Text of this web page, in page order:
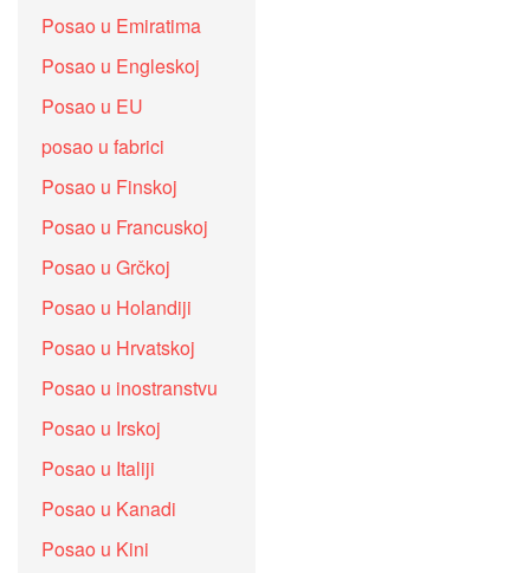
Posao u Emiratima
Posao u Engleskoj
Posao u EU
posao u fabrici
Posao u Finskoj
Posao u Francuskoj
Posao u Grčkoj
Posao u Holandiji
Posao u Hrvatskoj
Posao u inostranstvu
Posao u Irskoj
Posao u Italiji
Posao u Kanadi
Posao u Kini